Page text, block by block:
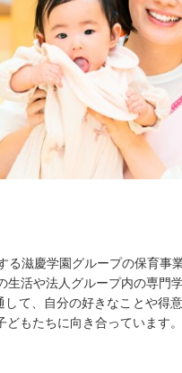
滋慶学園グループの保育事
生活や法人グループ内の専門
して、自分の好きなことや得
もたちに向き合っています。